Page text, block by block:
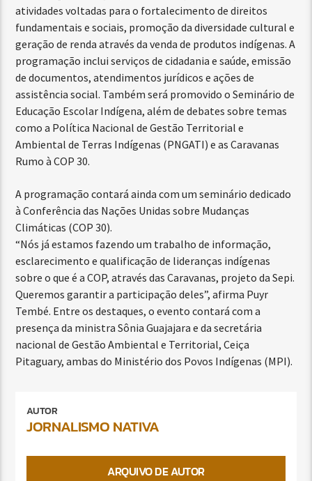
atividades voltadas para o fortalecimento de direitos
fundamentais e sociais, promoção da diversidade cultural e
geração de renda através da venda de produtos indígenas. A
programação inclui serviços de cidadania e saúde, emissão
de documentos, atendimentos jurídicos e ações de
assistência social. Também será promovido o Seminário de
Educação Escolar Indígena, além de debates sobre temas
como a Política Nacional de Gestão Territorial e
Ambiental de Terras Indígenas (PNGATI) e as Caravanas
Rumo à COP 30.
A programação contará ainda com um seminário dedicado
à Conferência das Nações Unidas sobre Mudanças
Climáticas (COP 30).
“Nós já estamos fazendo um trabalho de informação,
esclarecimento e qualificação de lideranças indígenas
sobre o que é a COP, através das Caravanas, projeto da Sepi.
Queremos garantir a participação deles”, afirma Puyr
Tembé. Entre os destaques, o evento contará com a
presença da ministra Sônia Guajajara e da secretária
nacional de Gestão Ambiental e Territorial, Ceiça
Pitaguary, ambas do Ministério dos Povos Indígenas (MPI).
AUTOR
JORNALISMO NATIVA
ARQUIVO DE AUTOR